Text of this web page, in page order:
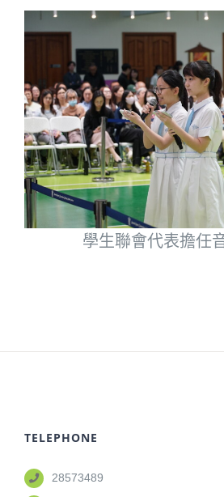
學生聯會代表擔任
TELEPHONE
28573489